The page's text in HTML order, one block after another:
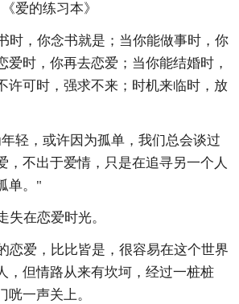
爱的练习本》
时，你念书就是；当你能做事时，你
爱时，你再去恋爱；当你能结婚时，
许可时，强求不来；时机来临时，放
轻，或许因为孤单，我们总会谈过
，不出于爱情，只是在追寻另一个人
单。"
失在恋爱时光。
恋爱，比比皆是，很容易在这个世界
，但情路从来有坎坷，经过一桩桩
咣一声关上。